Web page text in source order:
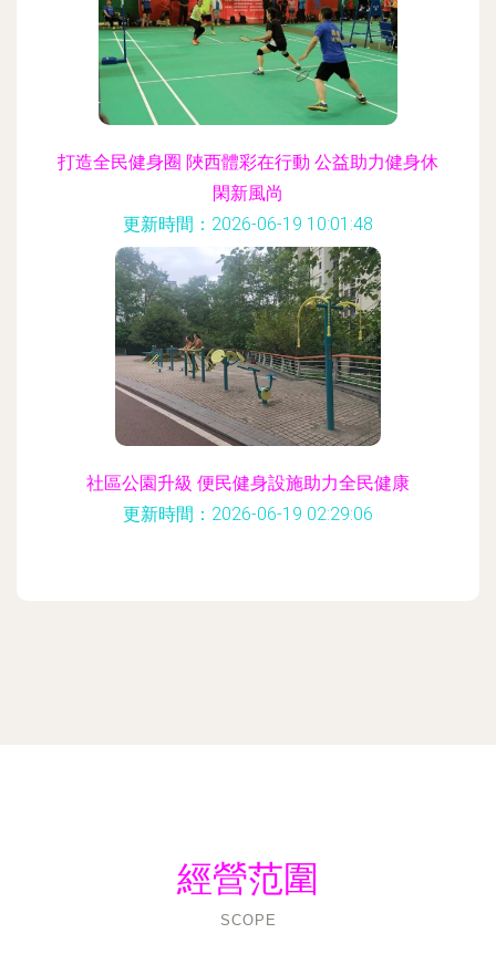
打造全民健身圈 陜西體彩在行動 公益助力健身休
閑新風尚
更新時間：2026-06-19 10:01:48
社區公園升級 便民健身設施助力全民健康
更新時間：2026-06-19 02:29:06
經營范圍
SCOPE